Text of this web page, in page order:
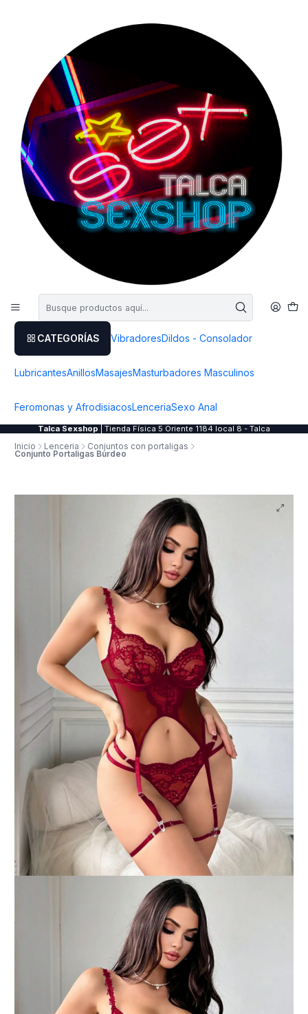
CATEGORÍAS VibradoresDildos - Consolador
LubricantesAnillosMasajesMasturbadores Masculinos
Feromonas y AfrodisiacosLenceriaSexo Anal
Talca Sexshop | Tienda Física 5 Oriente 1184 local 8 - Talca
Inicio Lenceria Conjuntos con portaligas
Conjunto Portaligas Burdeo